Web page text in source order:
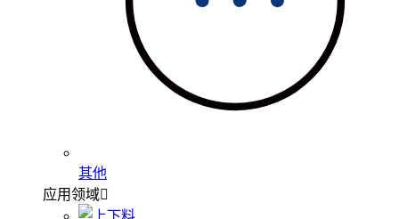
其他
应用领域